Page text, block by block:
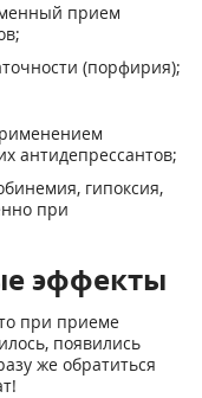
прием
(порфирия);
антидепрессантов;
гипоксия,
при
эффекты
при приеме
появились
же обратиться